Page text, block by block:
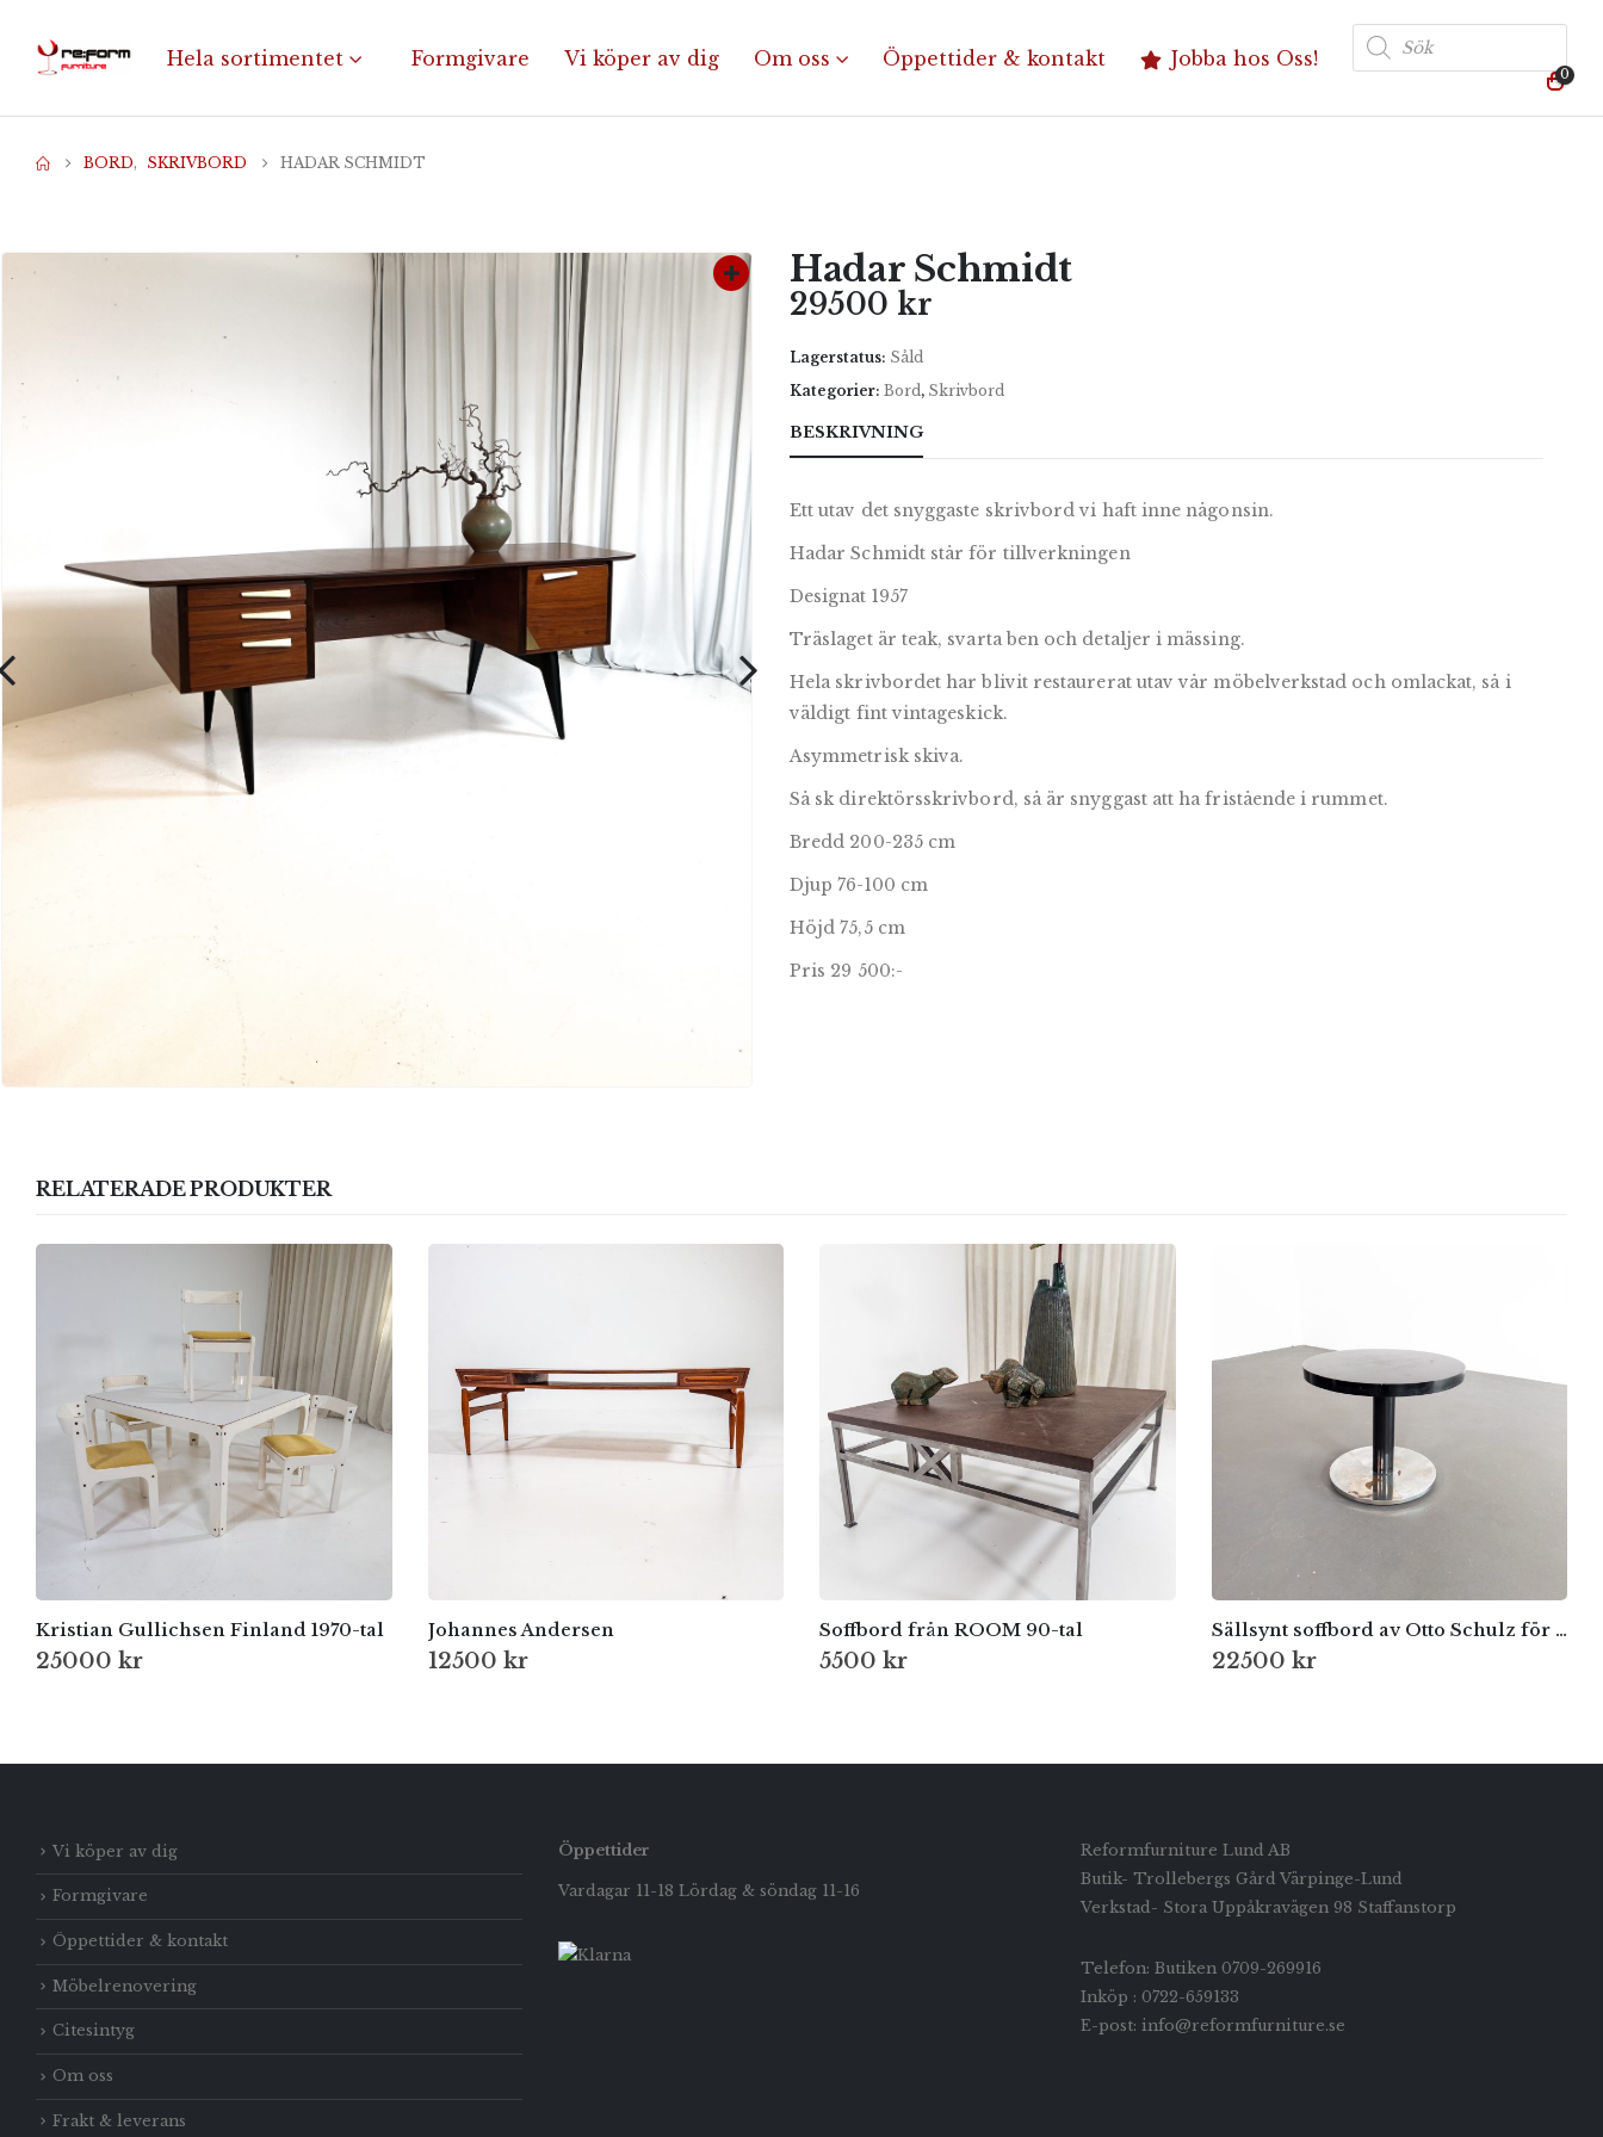
Hela sortimentet Formgivare Vi köper av dig Om oss Öppettider & kontakt Jobba hos Oss!
Produktsökning
0
BORD, SKRIVBORD HADAR SCHMIDT
Hadar Schmidt
29500 kr
Lagerstatus: Såld
Kategorier: Bord, Skrivbord
BESKRIVNING
Ett utav det snyggaste skrivbord vi haft inne någonsin.
Hadar Schmidt står för tillverkningen
Designat 1957
Träslaget är teak, svarta ben och detaljer i mässing.
Hela skrivbordet har blivit restaurerat utav vår möbelverkstad och omlackat, så i
väldigt fint vintageskick.
Asymmetrisk skiva.
Så sk direktörsskrivbord, så är snyggast att ha fristående i rummet.
Bredd 200-235 cm
Djup 76-100 cm
Höjd 75,5 cm
Pris 29 500:-
RELATERADE PRODUKTER
Kristian Gullichsen Finland 1970-tal
25000 kr
Johannes Andersen
12500 kr
Soffbord från ROOM 90-tal
5500 kr
Sällsynt soffbord av Otto Schulz för Boet, Göteborg, 1930-tal
22500 kr
Vi köper av dig
Formgivare
Öppettider & kontakt
Möbelrenovering
Citesintyg
Om oss
Frakt & leverans
Öppettider
Vardagar 11-18 Lördag & söndag 11-16
Reformfurniture Lund AB
Butik- Trollebergs Gård Värpinge-Lund
Verkstad- Stora Uppåkravägen 98 Staffanstorp
Telefon: Butiken 0709-269916
Inköp : 0722-659133
E-post: info@reformfurniture.se